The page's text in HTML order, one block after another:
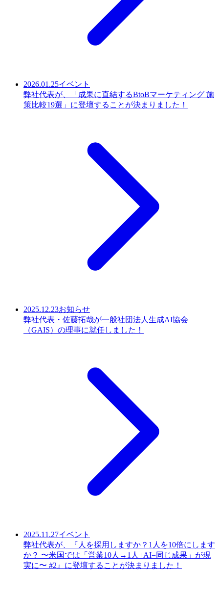
2026.01.25イベント
弊社代表が、「成果に直結するBtoBマーケティング 施
策比較19選」に登壇することが決まりました！
2025.12.23お知らせ
弊社代表・佐藤拓哉が一般社団法人生成AI協会
（GAIS）の理事に就任しました！
2025.11.27イベント
弊社代表が、『人を採用しますか？1人を10倍にします
か？ 〜米国では「営業10人→1人+AI=同じ成果」が現
実に〜 #2』に登壇することが決まりました！